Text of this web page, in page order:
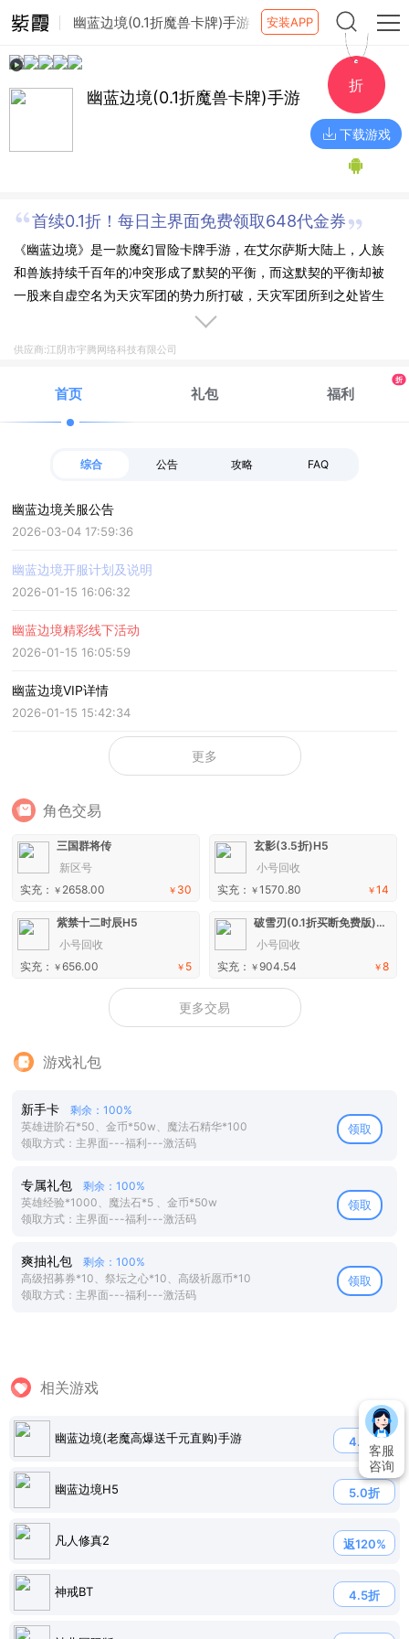
幽蓝边境(0.1折魔兽卡牌)手游 安装APP
幽蓝边境(0.1折魔兽卡牌)手游
折
下载游戏
首续0.1折！每日主界面免费领取648代金券
《幽蓝边境》是一款魔幻冒险卡牌手游，在艾尔萨斯大陆上，人族
和兽族持续千百年的冲突形成了默契的平衡，而这默契的平衡却被
一股来自虚空名为天灾军团的势力所打破，天灾军团所到之处皆生
灵涂炭，人族与兽族不得不放下旧日的仇恨，联手抵御天灾军团的
供应商:江阴市宇腾网络科技有限公司
首页 礼包 福利
折
综合 公告 攻略 FAQ
幽蓝边境关服公告
2026-03-04 17:59:36
幽蓝边境开服计划及说明
2026-01-15 16:06:32
幽蓝边境精彩线下活动
2026-01-15 16:05:59
幽蓝边境VIP详情
2026-01-15 15:42:34
更多
角色交易
三国群将传
新区号
￥ 30
实充： ￥ 2658.00
玄影(3.5折)H5
小号回收
￥14
实充： ￥1570.80
紫禁十二时辰H5
小号回收
￥ 5
实充： ￥656.00
破雪刃(0.1折买断免费版)手游
小号回收
￥8
实充： ￥904.54
更多交易
游戏礼包
新手卡
剩余：100%
英雄进阶石*50、金币*50w、魔法石精华*100
领取方式：主界面---福利---激活码
领取
专属礼包
剩余：100%
英雄经验*1000、魔法石*5 、金币*50w
领取方式：主界面---福利---激活码
领取
爽抽礼包
剩余：100%
高级招募券*10、祭坛之心*10、高级祈愿币*10
领取方式：主界面---福利---激活码
领取
相关游戏
幽蓝边境(老魔高爆送千元直购)手游 4.7折
幽蓝边境H5 5.0折
凡人修真2 返120%
神戒BT 4.5折
客服
咨询